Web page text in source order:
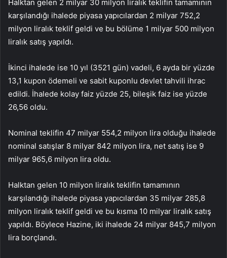
Halktan gelen 2 milyar 30 milyon liralık teklifin tamamının
karşılandığı ihalede piyasa yapıcılardan 2 milyar 752,2
milyon liralık teklif geldi ve bu bölüme 1 milyar 500 milyon
liralık satış yapıldı.
İkinci ihalede ise 10 yıl (3521 gün) vadeli, 6 ayda bir yüzde
13,1 kupon ödemeli ve sabit kuponlu devlet tahvili ihrac
edildi. İhalede kolay faiz yüzde 25, bileşik faiz ise yüzde
26,56 oldu.
Nominal teklifin 47 milyar 554,2 milyon lira olduğu ihalede
nominal satışlar 8 milyar 842 milyon lira, net satış ise 9
milyar 965,6 milyon lira oldu.
Halktan gelen 10 milyon liralık teklifin tamamının
karşılandığı ihalede piyasa yapıcılardan 35 milyar 285,8
milyon liralık teklif geldi ve bu kısma 10 milyar liralık satış
yapıldı. Böylece Hazine, iki ihalede 24 milyar 845,7 milyon
lira borçlandı.